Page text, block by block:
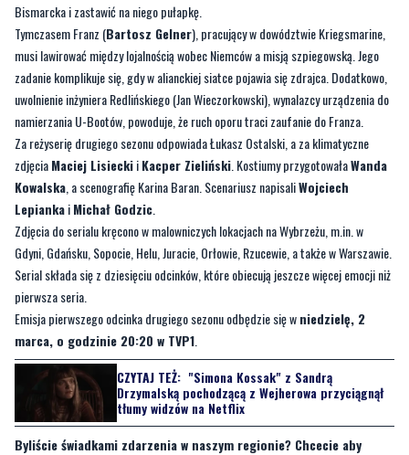
Bismarcka i zastawić na niego pułapkę.
Tymczasem Franz (Bartosz Gelner), pracujący w dowództwie Kriegsmarine,
musi lawirować między lojalnością wobec Niemców a misją szpiegowską. Jego
zadanie komplikuje się, gdy w alianckiej siatce pojawia się zdrajca. Dodatkowo,
uwolnienie inżyniera Redlińskiego (Jan Wieczorkowski), wynalazcy urządzenia do
namierzania U-Bootów, powoduje, że ruch oporu traci zaufanie do Franza.
Za reżyserię drugiego sezonu odpowiada Łukasz Ostalski, a za klimatyczne
zdjęciaMaciej LisieckiiKacper Zieliński . Kostiumy przygotowałaWanda
Kowalska , a scenografię Karina Baran. Scenariusz napisaliWojciech
LepiankaiMichał Godzic
Zdjęcia do serialu kręcono w malowniczych lokacjach na Wybrzeżu, m.in. w
Gdyni, Gdańsku, Sopocie, Helu, Juracie, Orłowie, Rzucewie, a także w Warszawie.
Serial składa się z dziesięciu odcinków, które obiecują jeszcze więcej emocji niż
pierwsza seria.
Emisja pierwszego odcinka drugiego sezonu odbędzie się wniedzielę, 2
marca, o godzinie 20:20 w TVP1
CZYTAJ TEŻ: "Simona Kossak" z Sandrą
Drzymalską pochodzącą z Wejherowa przyciągnął
tłumy widzów na Netflix
Byliście świadkami zdarzenia w naszym regionie? Chcecie aby